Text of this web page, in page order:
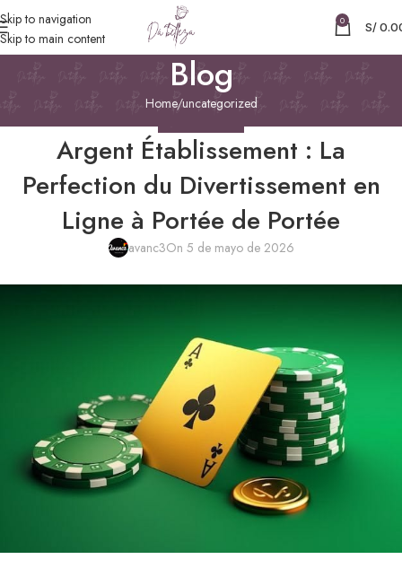
Skip to navigation
Skip to main content
0 S/
Blog
Home uncategorized
Argent Établissement : La
Perfection du Divertissement en
Ligne à Portée de Portée
avanc3On 5 de mayo de 2026